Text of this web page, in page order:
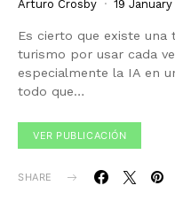
Arturo Crosby 19
Es cierto que existe una
turismo por usar cada
especialmente la IA en
todo que…
VER PUBLICACIÓN
SHARE